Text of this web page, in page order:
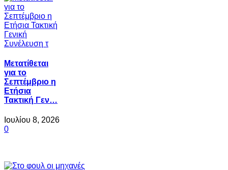
Μετατίθεται
για το
Σεπτέμβριο η
Ετήσια
Τακτική Γεν…
Ιουλίου 8, 2026
0